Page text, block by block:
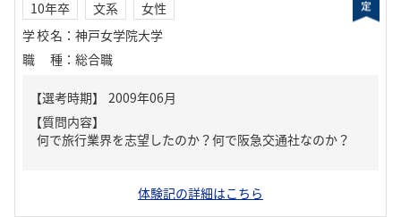
10年卒 文系
女性
学校名 ： 神戸女学院大学
職種 ： 総合職
【質問内容】
何で旅行業界を志望したのか？何で阪急交通社なのか？
体験記の詳細はこちら